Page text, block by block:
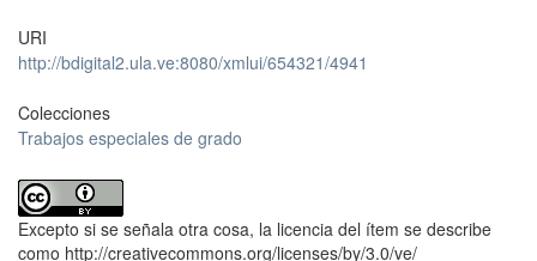
URI
http://bdigital2.ula.ve:8080/xmlui/654321/4941
Colecciones
Trabajos especiales de grado
Excepto si se señala otra cosa, la licencia del ítem se describe
como http://creativecommons.org/licenses/by/3.0/ve/